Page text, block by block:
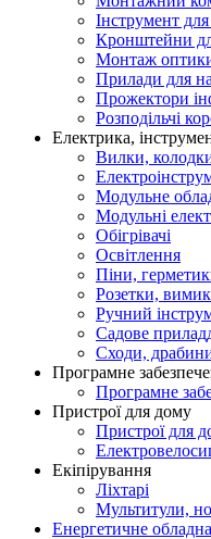
Інструмент
Кронштейни
Монтаж
Прилади для
Прожектори
Розподільчі
Електрика,
Вилки,
Модульне
Модульні
Обігрівачі
Освітлення
Піни,
Розетки,
Ручний
Садове
Сходи,
Програмне
Програмне
Пристрої для дому
Пристрої для
Екіпірування
Ліхтарі
Мультитули,
Енергетичне